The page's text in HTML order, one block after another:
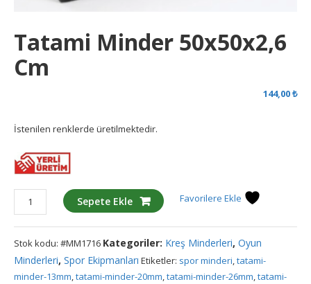
Tatami Minder 50x50x2,6
Cm
144,00₺
İstenilen renklerde üretilmektedir.
Tatami
Minder
50x50x2,6
cm
adet
Sepete Ekle Favorilere Ekle
Stok kodu:#MM1716 Kategoriler: Kreş Minderleri,Oyun
Minderleri,Spor Ekipmanları Etiketler: spor minderi,tatami-
minder-13mm,tatami-minder-20mm,tatami-minder-26mm,tatami-